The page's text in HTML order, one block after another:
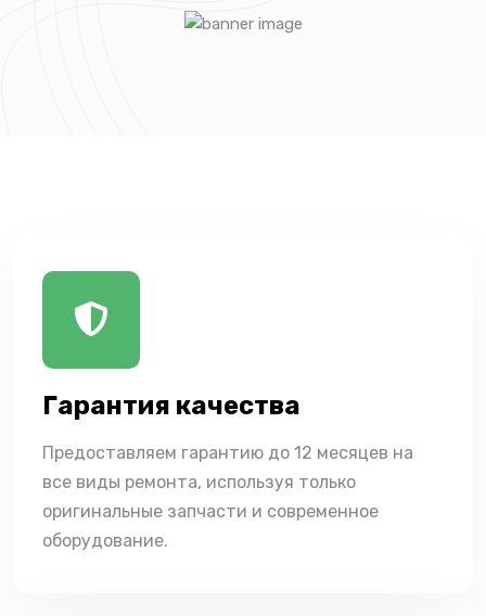
Гарантия качества
Предоставляем гарантию до 12 месяцев на
все виды ремонта, используя только
оригинальные запчасти и современное
оборудование.